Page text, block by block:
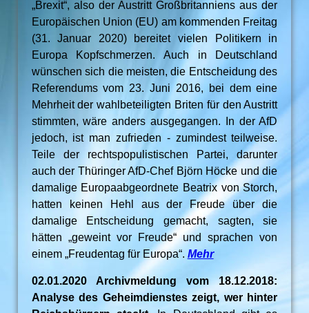
„Brexit“, also der Austritt Großbritanniens aus der
Europäischen Union (EU) am kommenden Freitag
(31. Januar 2020) bereitet vielen Politikern in
Europa Kopfschmerzen. Auch in Deutschland
wünschen sich die meisten, die Entscheidung des
Referendums vom 23. Juni 2016, bei dem eine
Mehrheit der wahlbeteiligten Briten für den Austritt
stimmten, wäre anders ausgegangen. In der AfD
jedoch, ist man zufrieden - zumindest teilweise.
Teile der rechtspopulistischen Partei, darunter
auch der Thüringer AfD-Chef Björn Höcke und die
damalige Europaabgeordnete Beatrix von Storch,
hatten keinen Hehl aus der Freude über die
damalige Entscheidung gemacht, sagten, sie
hätten „geweint vor Freude“ und sprachen von
einem „Freudentag für Europa“. Mehr
02.01.2020 Archivmeldung vom 18.12.2018:
Analyse des Geheimdienstes zeigt, wer hinter